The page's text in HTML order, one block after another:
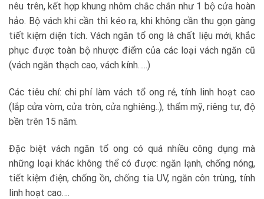
nêu trên, kết hợp khung nhôm chắc chắn như 1 bộ cửa hoàn
hảo. Bộ vách khi cần thì kéo ra, khi không cần thu gọn gàng
tiết kiệm diện tích. Vách ngăn tổ ong là chất liệu mới, khắc
phục được toàn bộ nhược điểm của các loại vách ngăn cũ
(vách ngăn thạch cao, vách kính…..)
Các tiêu chí: chi phí làm vách tổ ong rẻ, tính linh hoạt cao
(lắp cửa vòm, cửa tròn, cửa nghiêng..), thẩm mỹ, riêng tư, độ
bền trên 15 năm.
Đặc biệt vách ngăn tổ ong có quá nhiều công dụng mà
những loại khác không thể có được: ngăn lạnh, chống nóng,
tiết kiệm điện, chống ồn, chống tia UV, ngăn côn trùng, tính
linh hoạt cao….